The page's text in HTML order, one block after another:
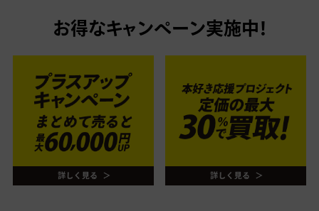
お得なキャンペーン実施中！